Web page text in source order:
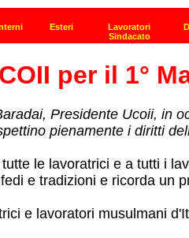
per il 1°
Presidente Ucoii, in
pienamente i diritti
le lavoratrici e a tutti i
e tradizioni e ricorda
e lavoratori musulmani